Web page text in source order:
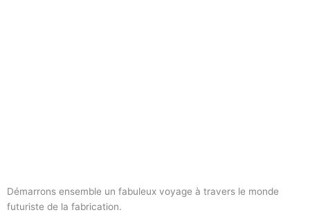
Démarrons ensemble un fabuleux voyage à travers le monde
futuriste de la fabrication.